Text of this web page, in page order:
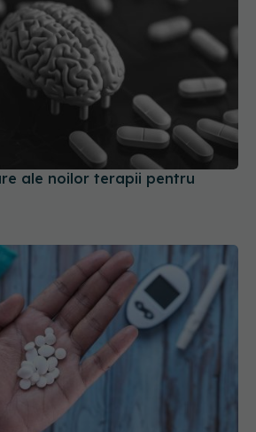
ale noilor terapii pentru